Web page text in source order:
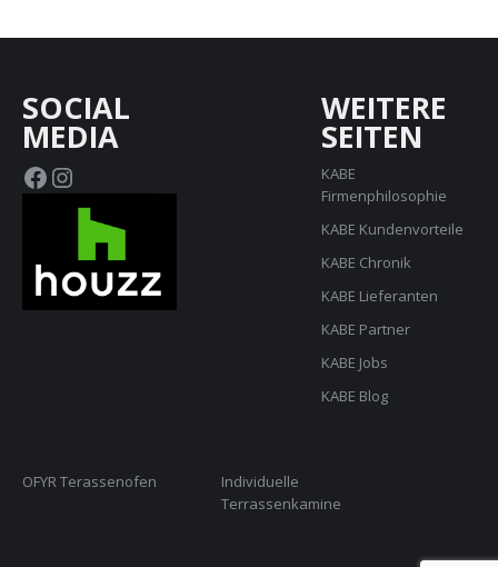
SOCIAL
MEDIA
Facebook
Instagram
WEITERE
SEITEN
KABE
Firmenphilosophie
KABE Kundenvorteile
KABE Chronik
KABE Lieferanten
KABE Partner
KABE Jobs
KABE Blog
OFYR Terassenofen
Individuelle
Terrassenkamine